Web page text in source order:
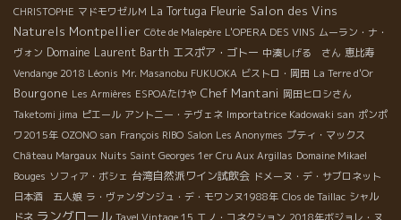
CHRISTOPHE マドモワゼルＭ La Tortuga Fleurie Salon des Vins
Naturels Montpellier Côte de Malepère L'OPERA DES VINS ムーラン・ナ・
ヴォン Domaine Laurent Barth エスポア・ゴトー 中湊しげる さん 恵比寿
Vendange 2018 Léonis Mr. Masanobu FUKUOKA ビストロ・岡田 La Terre d'Or
Bourgone Les Armières ESPOAたけや Chef Mantani 岡田ヒロシさん
Taketomi jima ピエール アントニー・テヴェネ Importatrice Kadowaki san ポンポ
ワ2015年 OZONO san François RIBO Salon Les Anonymes プティ・マックス
Château Margaux Nuits Saint Georges 1er Cru Aux Argillas Domaine Mikael
Bouges ソフィア・ボシェ 台湾自然派ワイン試飲会 ドメーヌ・デ・サブロネット
日本酒 五人娘 ラ・ヴァンダンジュ・デ・モワンヌ1988年 Clos de Taillac シャル
ラングロール